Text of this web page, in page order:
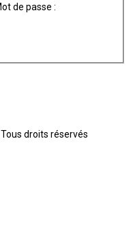
de passe :
droits réservés